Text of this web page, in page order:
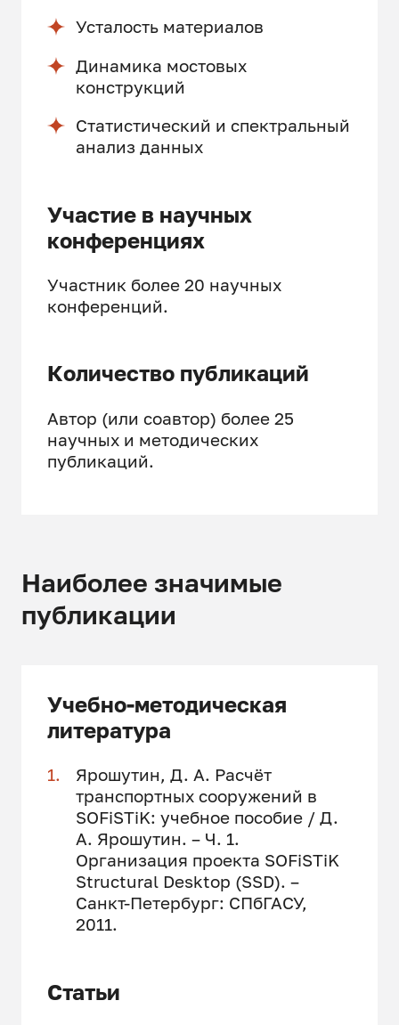
Усталость материалов
Динамика мостовых
конструкций
Статистический и спектральный
анализ данных
Участие в научных
конференциях
Участник более 20 научных
конференций.
Количество публикаций
Автор (или соавтор) более 25
научных и методических
публикаций.
Наиболее значимые
публикации
Учебно-методическая
литература
Ярошутин, Д. А. Расчёт
транспортных сооружений в
SOFiSTiK: учебное пособие / Д.
А. Ярошутин. – Ч. 1.
Организация проекта SOFiSTiK
Structural Desktop (SSD). –
Санкт-Петербург: СПбГАСУ,
2011.
Статьи